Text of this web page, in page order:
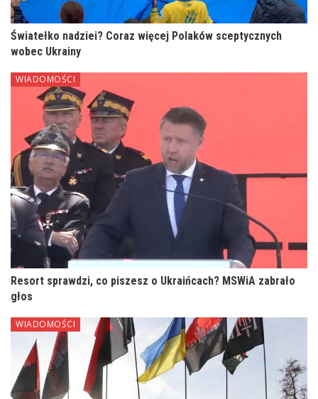
Światełko nadziei? Coraz więcej Polaków sceptycznych
wobec Ukrainy
WIADOMOŚCI
Resort sprawdzi, co piszesz o Ukraińcach? MSWiA zabrało
głos
WIADOMOŚCI